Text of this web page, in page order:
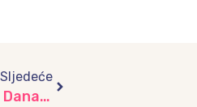
Sljedeće
Planetarno poučavanje povodom 22. aprila – Dana planete Zemlje IV dio